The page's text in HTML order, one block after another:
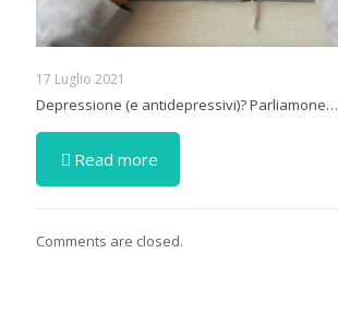
17 Luglio 2021
Depressione (e antidepressivi)? Parliamone…
Read more
Comments are closed.